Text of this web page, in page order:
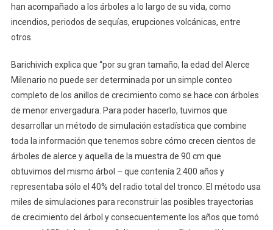
han acompañado a los árboles a lo largo de su vida, como
incendios, periodos de sequías, erupciones volcánicas, entre
otros.
Barichivich explica que “por su gran tamaño, la edad del Alerce
Milenario no puede ser determinada por un simple conteo
completo de los anillos de crecimiento como se hace con árboles
de menor envergadura. Para poder hacerlo, tuvimos que
desarrollar un método de simulación estadística que combine
toda la información que tenemos sobre cómo crecen cientos de
árboles de alerce y aquella de la muestra de 90 cm que
obtuvimos del mismo árbol – que contenía 2.400 años y
representaba sólo el 40% del radio total del tronco. El método usa
miles de simulaciones para reconstruir las posibles trayectorias
de crecimiento del árbol y consecuentemente los años que tomó